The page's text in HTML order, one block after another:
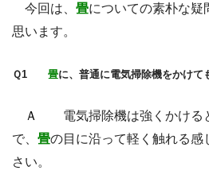
今回は、 畳についての素朴な疑
思います。
Ｑ1 畳に、普通に電気掃除機をかけて
Ａ 電気掃除機は強くかける
で、 畳の目に沿って軽く触れる感
さい。